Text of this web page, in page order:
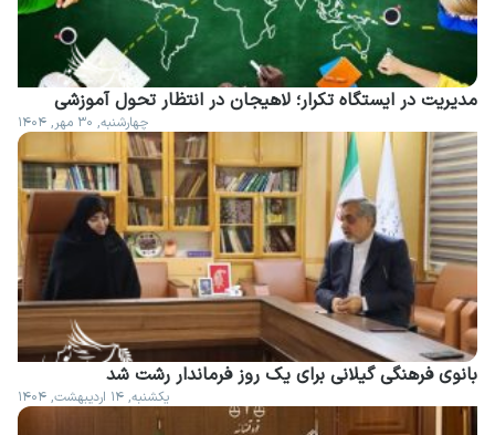
مدیریت در ایستگاه تکرار؛ لاهیجان در انتظار تحول آموزشی
چهارشنبه, ۳۰ مهر, ۱۴۰۴
بانوی فرهنگی گیلانی برای یک روز فرماندار رشت شد
یکشنبه, ۱۴ اردیبهشت, ۱۴۰۴